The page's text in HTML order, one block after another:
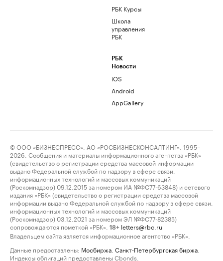
РБК Курсы
Школа
управления
РБК
РБК
Новости
iOS
Android
AppGallery
© ООО «БИЗНЕСПРЕСС», АО «РОСБИЗНЕСКОНСАЛТИНГ», 1995–
2026. Сообщения и материалы информационного агентства «РБК»
(свидетельство о регистрации средства массовой информации
выдано Федеральной службой по надзору в сфере связи,
информационных технологий и массовых коммуникаций
(Роскомнадзор) 09.12.2015 за номером ИА №ФС77-63848) и сетевого
издания «РБК» (свидетельство о регистрации средства массовой
информации выдано Федеральной службой по надзору в сфере связи,
информационных технологий и массовых коммуникаций
(Роскомнадзор) 03.12.2021 за номером ЭЛ №ФС77-82385)
сопровождаются пометкой «РБК».
18+ letters@rbc.ru
Владельцем сайта является информационное агентство «РБК».
Данные предоставлены: Мосбиржа Санкт-Петербургская биржа
Индексы облигаций предоставлены Cbonds.